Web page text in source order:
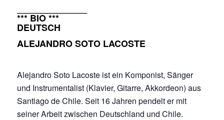
*** BIO ***
DEUTSCH
ALEJANDRO SOTO LACOSTE
Alejandro Soto Lacoste ist ein Komponist, Sänger
und Instrumentalist (Klavier, Gitarre, Akkordeon) aus
Santiago de Chile. Seit 16 Jahren pendelt er mit
seiner Arbeit zwischen Deutschland und Chile.